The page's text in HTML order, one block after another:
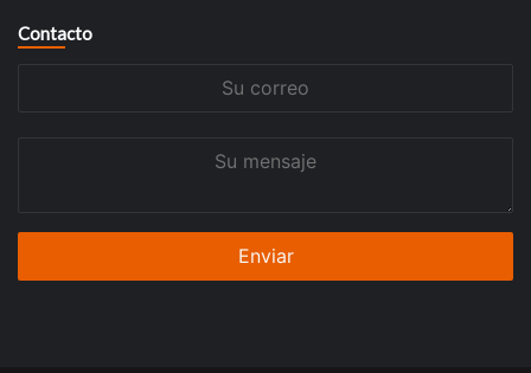
Contacto